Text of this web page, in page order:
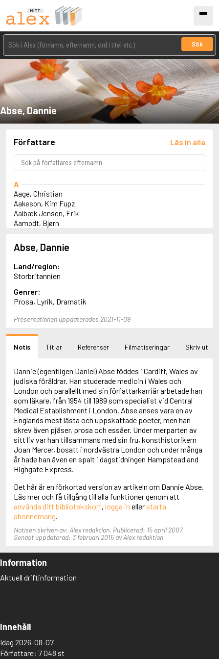
Sök
Abse, Dannie
Författare Läs in alla
A
Aage, Christian
Aakeson, Kim Fupz
Aalbæk Jensen, Erik
Aamodt, Bjørn
Abbey, Kieran
Abbot, Anthony
Abbott, John
Abbott, Megan
Abdel-Fattah, Randa
Abdolah, Kader
Abé, Kobo
Abele, Inga
Aboulela, Leila
Abrahams, Peter (f. 1947)
Abrahamson, Emmy
Abse, Dannie
Abu-Jaber, Diana
Abulhawa, Susan
Aburas, Lone
Achebe, Chinua
Achmatova, Anna
Aciman, André
Ackebo, Lena
Acker, Kathy
Adam de la Halle
Adamov, Arthur
Adams, Douglas
Adams, Herbert
Adams, Jane
Adams, Richard
Adelborg, Ottilia
Adichie, Chimamanda Ngozi
Adolfsson, Eva
Adolfsson, Gunnar
Adolfsson, Josefine
Abse, Dannie
Land/region:
Storbritannien
Genrer:
Prosa, Lyrik, Dramatik
Presentationen uppdaterades 2021-11-09
Notis Titlar Referenser Filmatiseringar Skriv ut
Dannie (egentligen Daniel) Abse föddes i Cardiff, Wales av
judiska föräldrar. Han studerade medicin i Wales och
London och parallellt med sin författarkarriär arbetade han
som läkare, från 1954 till 1989 som specialist vid Central
Medical Establishment i London. Abse anses vara en av
Englands mest lästa och uppskattade poeter, men han
skrev även pjäser, prosa och essäer. Under merparten av
sitt liv var han tillsammans med sin fru, konsthistorikern
Joan Mercer, bosatt i nordvästra London och under många
år hade han även en spalt i dagstidningen Hampstead and
Highgate Express.
Det här är en förkortad version av artikeln om Dannie Abse.
Läs mer och få tillgång till alla funktioner genom att
använda ditt bibliotekskort, logga in eller starta
abonnemang.
Notisen skriven av: Alex redaktion. Publicerad: 15 april 2007
Senast uppdaterad: 3 februari 2015 av Alex redaktion
Information
Aktuell driftinformation
Innehåll
Idag 2026-08-07
Författare: 7 048 st